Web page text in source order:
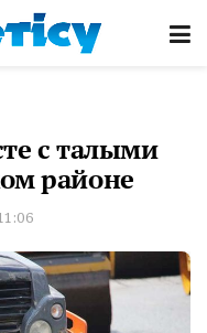
с талыми
районе